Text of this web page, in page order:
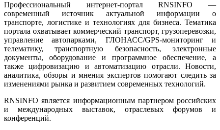
Профессиональный интернет-портал RNSINFO —
современный источник актуальной информации о
транспорте, логистике и технологиях для бизнеса. Тематика
портала охватывает коммерческий транспорт, грузоперевозки,
управление автопарками, ГЛОНАСС/GPS-мониторинг и
телематику, транспортную безопасность, электронные
документы, оборудование и программное обеспечение, а
также цифровизацию и автоматизацию отрасли. Новости,
аналитика, обзоры и мнения экспертов помогают следить за
изменениями рынка и развитием современных технологий.
RNSINFO является информационным партнером российских
и международных выставок, отраслевых форумов и
конференций.